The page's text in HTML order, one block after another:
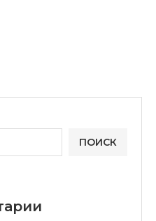
ПОИСК